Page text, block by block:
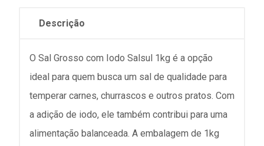
Descrição
O Sal Grosso com Iodo Salsul 1kg é a opção
ideal para quem busca um sal de qualidade para
temperar carnes, churrascos e outros pratos. Com
a adição de iodo, ele também contribui para uma
alimentação balanceada. A embalagem de 1kg